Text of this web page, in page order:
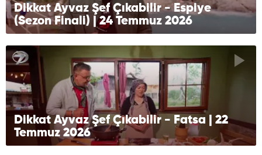
Dikkat Ayvaz Şef Çıkabilir - Espiye
(Sezon Finali) | 24 Temmuz 2026
Dikkat Ayvaz Şef Çıkabilir - Fatsa | 22
Temmuz 2026